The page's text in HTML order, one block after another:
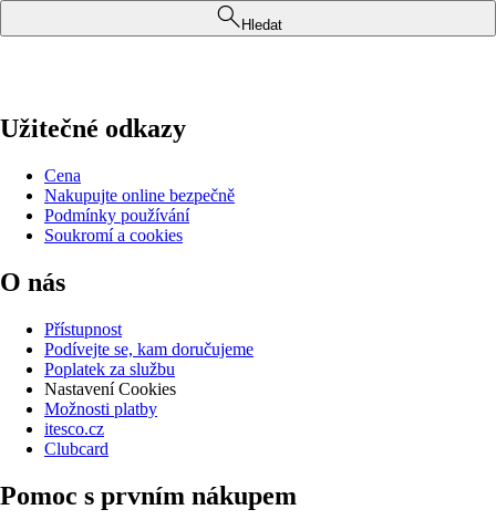
Hledat
Užitečné odkazy
Cena
Nakupujte online bezpečně
Podmínky používání
Soukromí a cookies
O nás
Přístupnost
Podívejte se, kam doručujeme
Poplatek za službu
Nastavení Cookies
Možnosti platby
itesco.cz
Clubcard
Pomoc s prvním nákupem